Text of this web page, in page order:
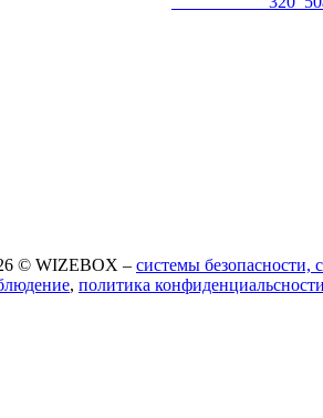
© WIZEBOX – системы безопасности,
, политика